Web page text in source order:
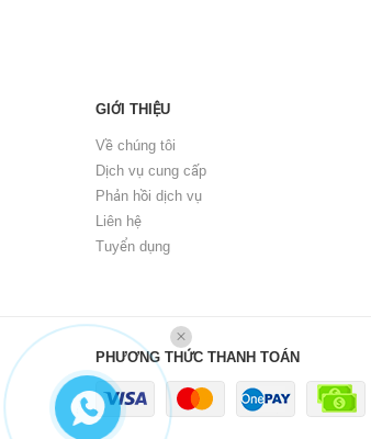
GIỚI THIỆU
Về chúng tôi
Dịch vụ cung cấp
Phản hồi dịch vụ
Liên hệ
Tuyển dụng
PHƯƠNG THỨC THANH TOÁN